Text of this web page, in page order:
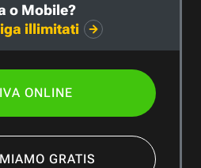
o Mobile?
illimitati
ONLINE
GRATIS